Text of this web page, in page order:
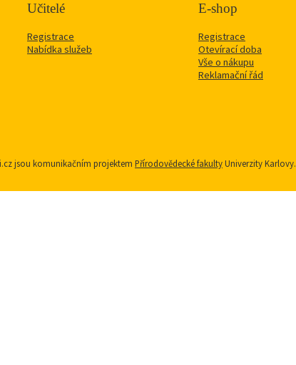
Učitelé
Registrace
Nabídka služeb
E-shop
Registrace
Otevírací doba
Vše o nákupu
Reklamační řád
jsou komunikačním projektem Přírodovědecké fakultyUniverzity Karlovy.